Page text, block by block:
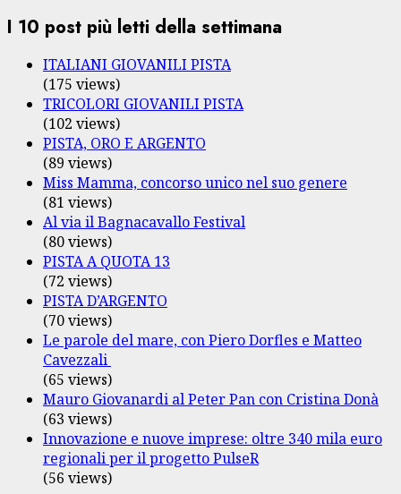
I 10 post più letti della settimana
ITALIANI GIOVANILI PISTA
(175 views)
TRICOLORI GIOVANILI PISTA
(102 views)
PISTA, ORO E ARGENTO
(89 views)
Miss Mamma, concorso unico nel suo genere
(81 views)
Al via il Bagnacavallo Festival
(80 views)
PISTA A QUOTA 13
(72 views)
PISTA D’ARGENTO
(70 views)
Le parole del mare, con Piero Dorfles e Matteo
Cavezzali
(65 views)
Mauro Giovanardi al Peter Pan con Cristina Donà
(63 views)
Innovazione e nuove imprese: oltre 340 mila euro
regionali per il progetto PulseR
(56 views)